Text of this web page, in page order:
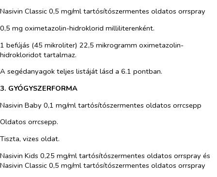
Nasivin Classic 0,5 mg/ml tartósítószermentes oldatos orrspray
0,5 mg oximetazolin-hidroklorid milliliterenként.
1 befújás (45 mikroliter) 22,5 mikrogramm oximetazolin-
hidrokloridot tartalmaz.
A segédanyagok teljes listáját lásd a 6.1 pontban.
3. GYÓGYSZERFORMA
Nasivin Baby 0,1 mg/ml tartósítószermentes oldatos orrcsepp
Oldatos orrcsepp.
Tiszta, vizes oldat.
Nasivin Kids 0,25 mg/ml tartósítószermentes oldatos orrspray és
Nasivin Classic 0,5 mg/ml tartósítószermentes oldatos orrspray